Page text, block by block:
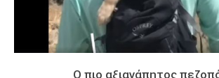
Ο πιο αξιαγάπητος